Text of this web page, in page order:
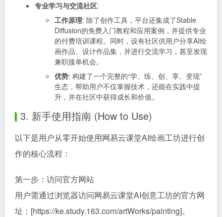
专业学习与交流社区:
工作原理: 除了创作工具，平台还集成了Stable
Diffusion的免费入门教程和应用案例，并提供专业
的付费培训课程。同时，设有社区供用户分享AI绘
画作品、设计作品集，并进行交流学习，甚至发现
兼职接单机会。
优势: 构建了一个完整的“学、练、创、享、变现”
生态，帮助用户不仅掌握技术，还能在实践中提
升，并在社区中获得成长和价值。
3. 新手使用指南 (How to Use)
以下是用户从零开始使用网易云课堂AI绘画工坊进行创
作的核心流程：
第一步：访问官方网站
用户需通过浏览器访问网易云课堂AI创意工坊的官方网
址：[https://ke.study.163.com/artWorks/painting]。